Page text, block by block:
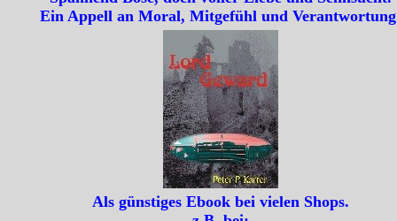
Ein Appell an Moral, Mitgefühl und
Als günstiges Ebook bei vielen Shops.